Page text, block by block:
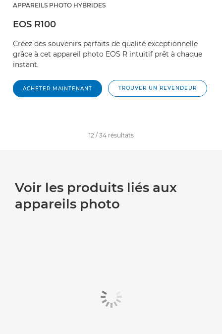
APPAREILS PHOTO HYBRIDES
EOS R100
Créez des souvenirs parfaits de qualité exceptionnelle
grâce à cet appareil photo EOS R intuitif prêt à chaque
instant.
ACHETER MAINTENANT TROUVER UN REVENDEUR
12 / 34 résultats
Voir les produits liés aux
appareils photo